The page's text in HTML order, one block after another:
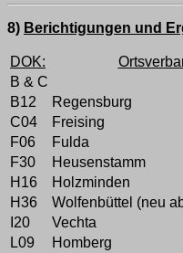
8) Berichtigungen und
DOK:
B & C
B12
Regensburg
C04
Freising
F06
Fulda
F30
Heusenstamm
H16
Holzminden
H36
Wolfenbüttel (neu
I20
Vechta
L09
Homberg